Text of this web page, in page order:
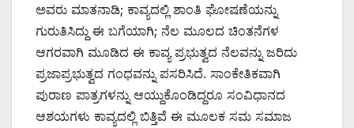
ಅವರು ಮಾತನಾಡಿ; ಕಾವ್ಯದಲ್ಲಿ ಶಾಂತಿ ಘೋಷಣೆಯನ್ನು
ಗುರುತಿಸಿದ್ದು ಈ ಬಗೆಯಾಗಿ; ನೆಲ ಮೂಲದ ಚಿಂತನೆಗಳ
ಆಗರವಾಗಿ ಮೂಡಿದ ಈ ಕಾವ್ಯ ಪ್ರಭುತ್ವದ ನೆಲವನ್ನು ಜರಿದು
ಪ್ರಜಾಪ್ರಭುತ್ವದ ಗಂಧವನ್ನು ಪಸರಿಸಿದೆ. ಸಾಂಕೇತಿಕವಾಗಿ
ಪುರಾಣ ಪಾತ್ರಗಳನ್ನು ಆಯ್ದುಕೊಂಡಿದ್ದರೂ ಸಂವಿಧಾನದ
ಆಶಯಗಳು ಕಾವ್ಯದಲ್ಲಿ ಬಿತ್ತಿವೆ ಈ ಮೂಲಕ ಸಮ ಸಮಾಜ